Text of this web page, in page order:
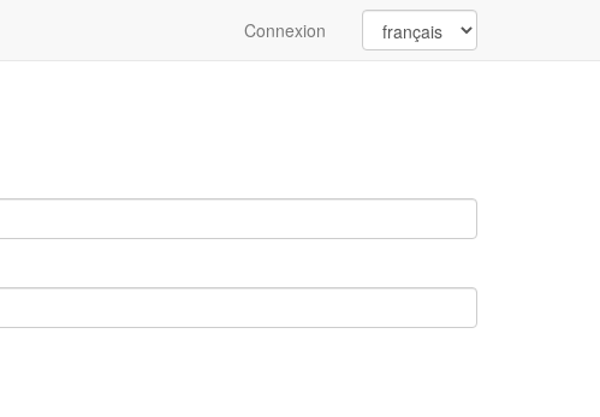
Connexion